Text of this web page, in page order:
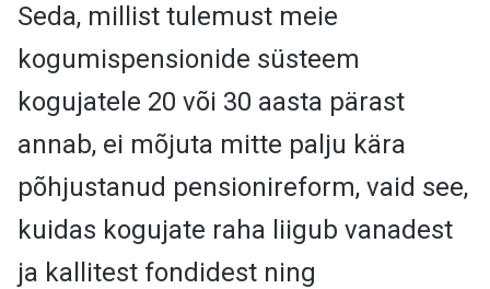
Seda, millist tulemust meie
kogumispensionide süsteem
kogujatele 20 või 30 aasta pärast
annab, ei mõjuta mitte palju kära
põhjustanud pensionireform, vaid see,
kuidas kogujate raha liigub vanadest
ja kallitest fondidest ning